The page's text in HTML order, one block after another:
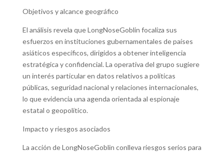
Objetivos y alcance geográfico
El análisis revela que LongNoseGoblin focaliza sus
esfuerzos en instituciones gubernamentales de países
asiáticos específicos, dirigidos a obtener inteligencia
estratégica y confidencial. La operativa del grupo sugiere
un interés particular en datos relativos a políticas
públicas, seguridad nacional y relaciones internacionales,
lo que evidencia una agenda orientada al espionaje
estatal o geopolítico.
Impacto y riesgos asociados
La acción de LongNoseGoblin conlleva riesgos serios para